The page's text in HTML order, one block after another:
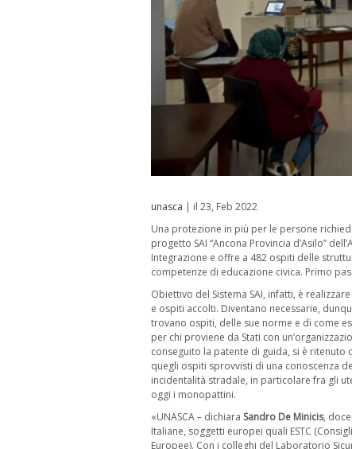
unasca | il 23, Feb 2022
Una protezione in più per le persone
progetto SAI “Ancona Provincia d’Asilo”
Integrazione e offre a 482 ospiti delle
competenze di educazione civica. Primo
Obiettivo del Sistema SAI, infatti, è
e ospiti accolti. Diventano necessarie,
trovano ospiti, delle sue norme e di come
per chi proviene da Stati con
conseguito la patente di guida, si è
quegli ospiti sprovvisti di una conoscenza
incidentalità stradale, in particolare fra gli
oggi i monopattini.
«UNASCA – dichiara Sandro De Minicis,
Italiane, soggetti europei quali ESTC
Europee). Con i colleghi del Laboratorio